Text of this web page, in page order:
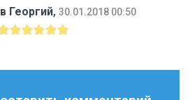
Георгий, 30.01.2018 00:50